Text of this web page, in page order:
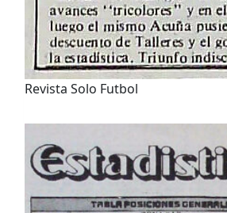
Revista Solo Futbol